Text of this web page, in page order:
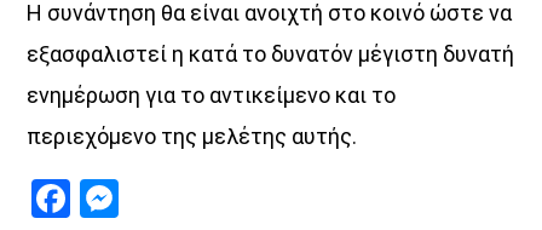
Η συνάντηση θα είναι ανοιχτή στο κοινό ώστε να
εξασφαλιστεί η κατά το δυνατόν μέγιστη δυνατή
ενημέρωση για το αντικείμενο και το
περιεχόμενο της μελέτης αυτής.
Facebook